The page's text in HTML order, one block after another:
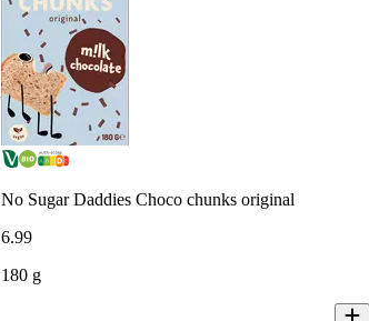
No Sugar Daddies Choco chunks original
6.99
180 g